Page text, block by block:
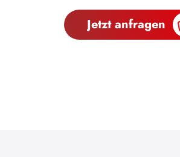
Jetzt anfragen